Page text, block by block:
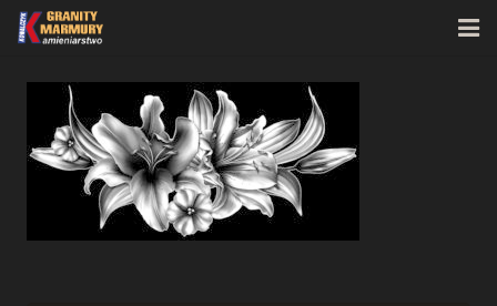
Strona główna
O firmie